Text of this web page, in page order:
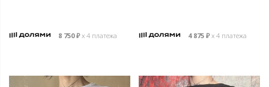
8 750₽х 4 платежа 4 875 ₽х 4 платежа